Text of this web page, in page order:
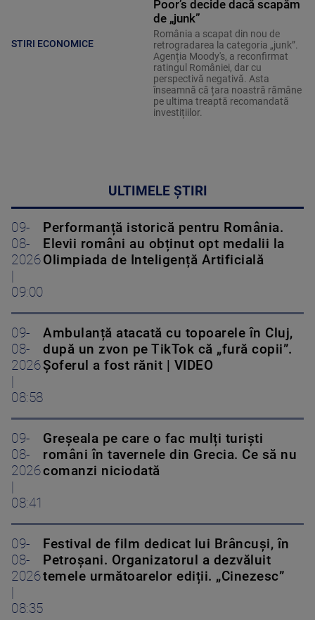
STIRI ECONOMICE
Poor’s decide dacă scapăm
de „junk”
România a scapat din nou de
retrogradarea la categoria „junk”.
Agenția Moody's, a reconfirmat
ratingul României, dar cu
perspectivă negativă. Asta
înseamnă că țara noastră rămâne
pe ultima treaptă recomandată
investițiilor.
ULTIMELE ȘTIRI
09-
08-
2026
09:00
Performanță istorică pentru România.
Elevii români au obținut opt medalii la
Olimpiada de Inteligență Artificială
09-
08-
2026
08:58
Ambulanță atacată cu topoarele în Cluj,
după un zvon pe TikTok că „fură copii”.
Șoferul a fost rănit | VIDEO
09-
08-
2026
08:41
Greșeala pe care o fac mulți turiști
români în tavernele din Grecia. Ce să nu
comanzi niciodată
09-
08-
2026
08:35
Festival de film dedicat lui Brâncuși, în
Petroșani. Organizatorul a dezvăluit
temele următoarelor ediții. „Cinezesc”